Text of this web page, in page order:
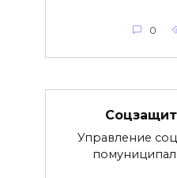
0
Управление